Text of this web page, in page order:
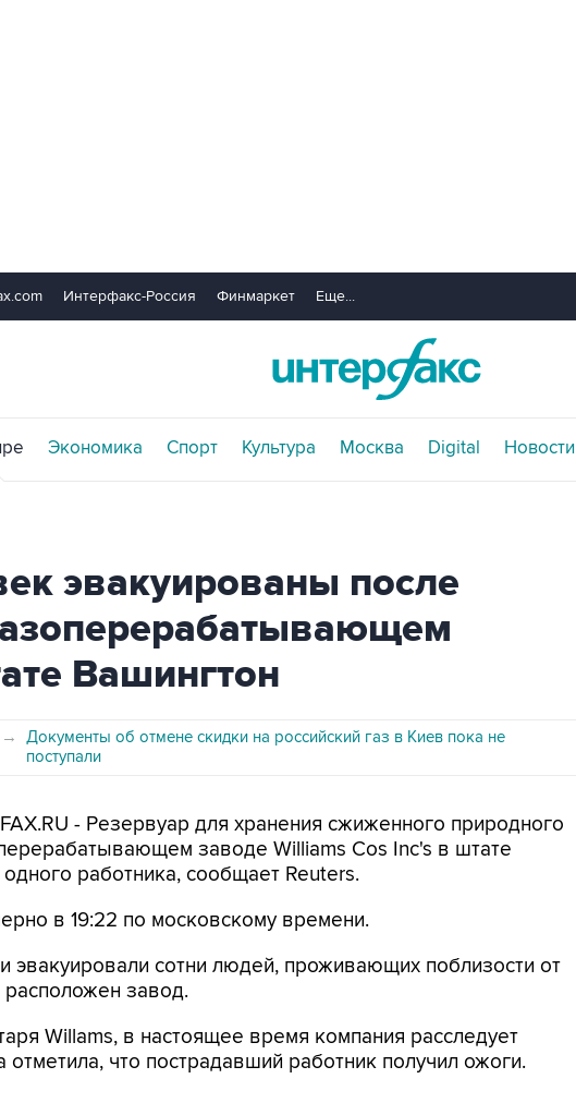
Интерфакс-Россия Финмаркет Еще...
Экономика Спорт Культура Москва Digital Новости
эвакуированы после
Вашингтон
→
Документы об отмене скидки на российский газ в Киев пока не
поступали
- Резервуар для хранения сжиженного природного
заводе Williams Cos Inc's в штате
работника, сообщает Reuters.
в 19:22 по московскому времени.
эвакуировали сотни людей, проживающих поблизости от
расположен завод.
Willams, в настоящее время компания расследует
что пострадавший работник получил ожоги.